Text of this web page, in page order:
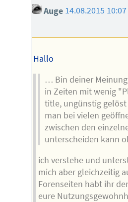
Auge 14.08.2015 10:07
Hallo
… Bin deiner
in Zeiten mit wenig
title, ungünstig gelöst
man bei vielen
zwischen den
unterscheiden kann
ich verstehe und
mich aber gleichzeitig
Forenseiten habt ihr
eure